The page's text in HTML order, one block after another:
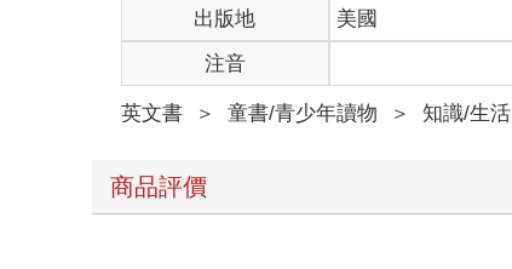
出版地
美國
注音
英文書 ＞ 童書/青少年讀物 ＞ 知識/生活
商品評價